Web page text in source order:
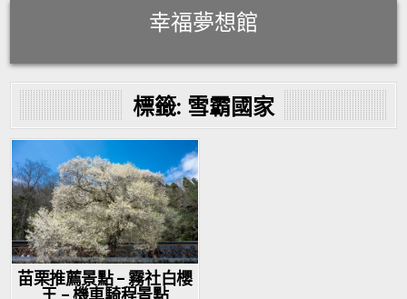
幸福夢想館
標籤: 雪霸國家
Posted
in
苗栗推薦景點 – 霧社白櫻
王 – 機車騎程景點